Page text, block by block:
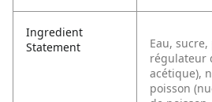
Ingredient
Statement
Eau,
régulateur
acétique),
poisson